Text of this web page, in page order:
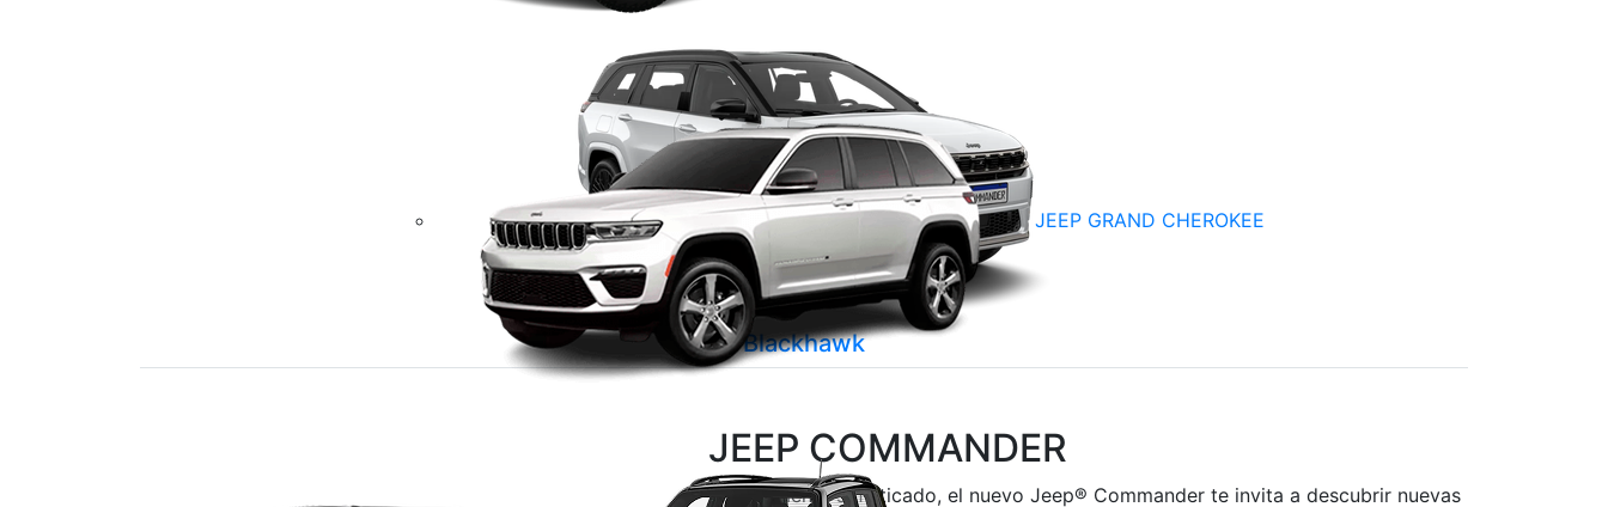
JEEP GRAND CHEROKEE
Blackhawk
JEEP COMMANDER
Naturalmente sofisticado, el nuevo Jeep® Commander te invita a descubrir nuevas